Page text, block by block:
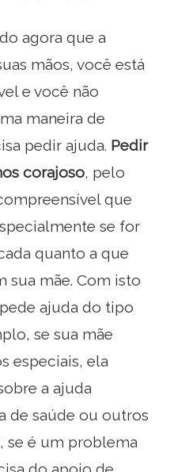
agora que a
mãos, você está
e você não
maneira de
pedir ajuda. Pedir
corajoso, pelo
que
se for
quanto a que
sua mãe. Com isto
ajuda do tipo
se sua mãe
especiais, ela
a ajuda
de saúde ou outros
se é um problema